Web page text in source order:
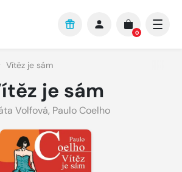
0
Vítěz je sám
je sám
Volfová, Paulo Coelho